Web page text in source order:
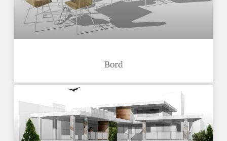
Bord